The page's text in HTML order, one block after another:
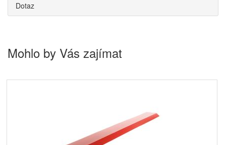
Dotaz
Mohlo by Vás zajímat